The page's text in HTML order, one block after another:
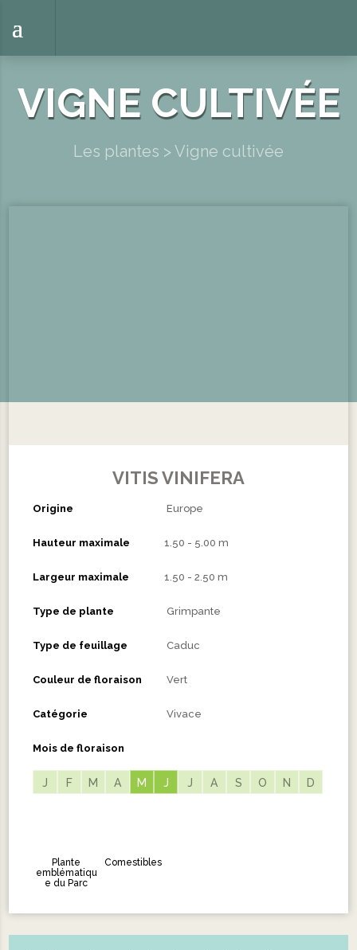
VIGNE CULTIVÉE
Les plantes >Vigne cultivée
VITIS VINIFERA
Origine Europe
Hauteur maximale 1.50 - 5.00 m
Largeur maximale 1.50 - 2.50 m
Type de plante Grimpante
Type de feuillage Caduc
Couleur de floraison Vert
Catégorie Vivace
Mois de floraison
J F M A M J J A S O N D
M J
Plante
emblématiqu
e du Parc
Comestibles